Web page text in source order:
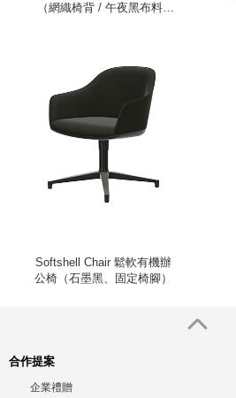
（網織椅背 / 午夜黑布料 /
Softshell Chair 鬆軟有機辦
公椅（石墨黑、固定椅腳）
合作提案
企業禮贈